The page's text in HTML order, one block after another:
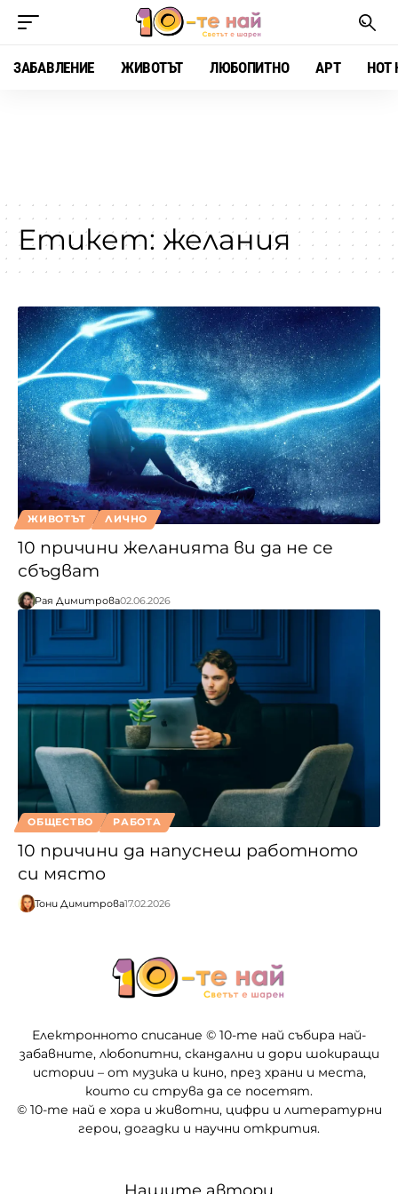
ЗАБАВЛЕНИЕ ЖИВОТЪТ ЛЮБОПИТНО АРТ HOT
Етикет: желания
ЖИВОТЪТ ЛИЧНО
10 причини желанията ви да не се
сбъдват
Рая Димитрова02.06.2026
ОБЩЕСТВО РАБОТА
10 причини да напуснеш работното
си място
Тони Димитрова17.02.2026
Електронното списание © 10-те най събира най-
забавните, любопитни, скандални и дори шокиращи
истории – от музика и кино, през храни и места,
които си струва да се посетят.
© 10-те най е хора и животни, цифри и литературни
герои, догадки и научни открития.